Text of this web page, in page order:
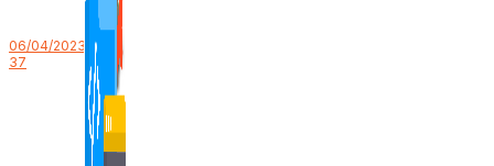
06/04/2023
37